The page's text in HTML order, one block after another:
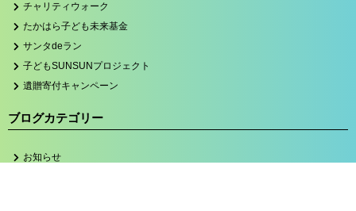
チャリティウォーク
たかはら子ども未来基金
サンタdeラン
子どもSUNSUNプロジェクト
遺贈寄付キャンペーン
ブログカテゴリー
お知らせ